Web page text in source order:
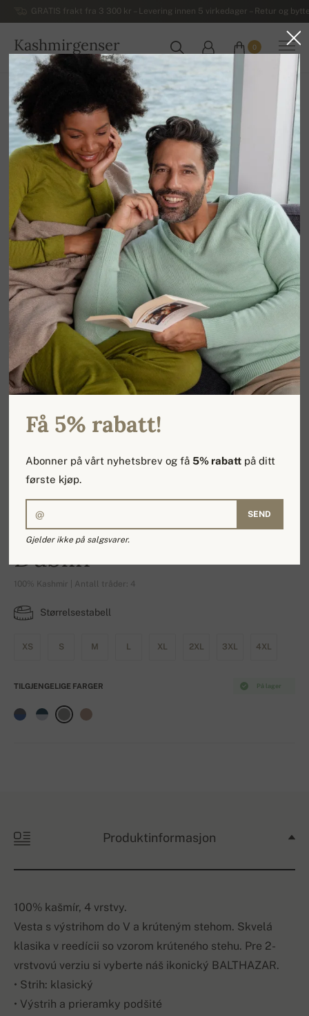
GRATIS frakt fra 3 300 kr – Levering innen 5 virkedager – Retur og
Kashmirgenser
NORGE
0
Hjem
Luksuriøse herregensere i kashmir
Herregensere og vester i kashmir
Dublin
100% Kashmir | Antall tråder: 4
Størrelsestabell
XS S M L XL 2XL 3XL 4XL
På lager
TILGJENGELIGE FARGER
Produktinformasjon
100% kašmír, 4 vrstvy.
Vesta s výstrihom do V a krúteným stehom. Skvelá
klasika v reedícii so vzorom krúteného stehu. Pre 2-
vrstvovú verziu si vyberte náš ikonický BALTHAZAR.
• Strih: klasický
• Výstrih a prieramky podšité
Få 5% rabatt!
Abonner på vårt nyhetsbrev og få5% rabatt på ditt
første kjøp.
SEND
Gjelder ikke på salgsvarer.